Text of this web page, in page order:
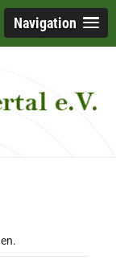
Navigation